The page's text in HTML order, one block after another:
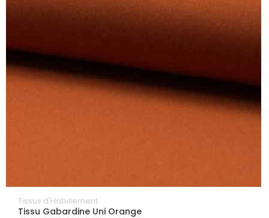
Tissus d'Habillement
Tissu Gabardine Uni Orange